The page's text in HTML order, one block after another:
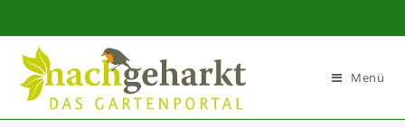
Sidebar-
Inhalt
Menü